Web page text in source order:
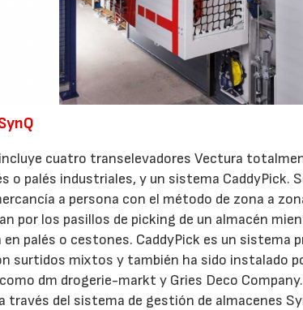
cuatro transelevadores Vectura
o palés industriales, y un sistema CaddyPick.
a persona con el método de zona a
por los pasillos de picking de un almacén
palés o cestones. CaddyPick es un sistema
surtidos mixtos y también ha sido instalado
dm drogerie-markt y Gries Deco
través del sistema de gestión de almacenes